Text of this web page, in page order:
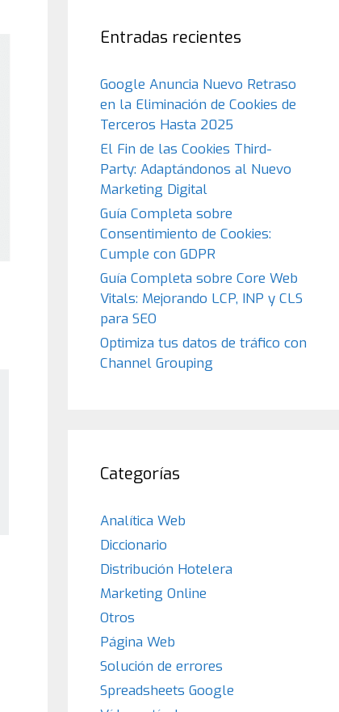
Entradas recientes
Google Anuncia Nuevo Retraso
en la Eliminación de Cookies de
Terceros Hasta 2025
El Fin de las Cookies Third-
Party: Adaptándonos al Nuevo
Marketing Digital
Guía Completa sobre
Consentimiento de Cookies:
Cumple con GDPR
Guía Completa sobre Core Web
Vitals: Mejorando LCP, INP y CLS
para SEO
Optimiza tus datos de tráfico con
Channel Grouping
Categorías
Analítica Web
Diccionario
Distribución Hotelera
Marketing Online
Otros
Página Web
Solución de errores
Spreadsheets Google